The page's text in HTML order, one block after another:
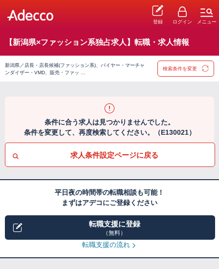
登録 ログイン メニュー
【新潟県×ファッション系独占求人】転職・求人情報
新潟県／店長・店長候補(ファッション系)、バイヤー・マーチャ
ンダイザー・VMD、販売・ファッ …
検索条件を変更
条件に合う求人は見つかりませんでした。
条件を変更して、再度検索してください。（E130021）
求人条件設定ページに戻る
平日夜の時間帯の転職相談も可能！
まずはアデコにご登録ください
転職支援に登録
（無料）
転職支援の流れ